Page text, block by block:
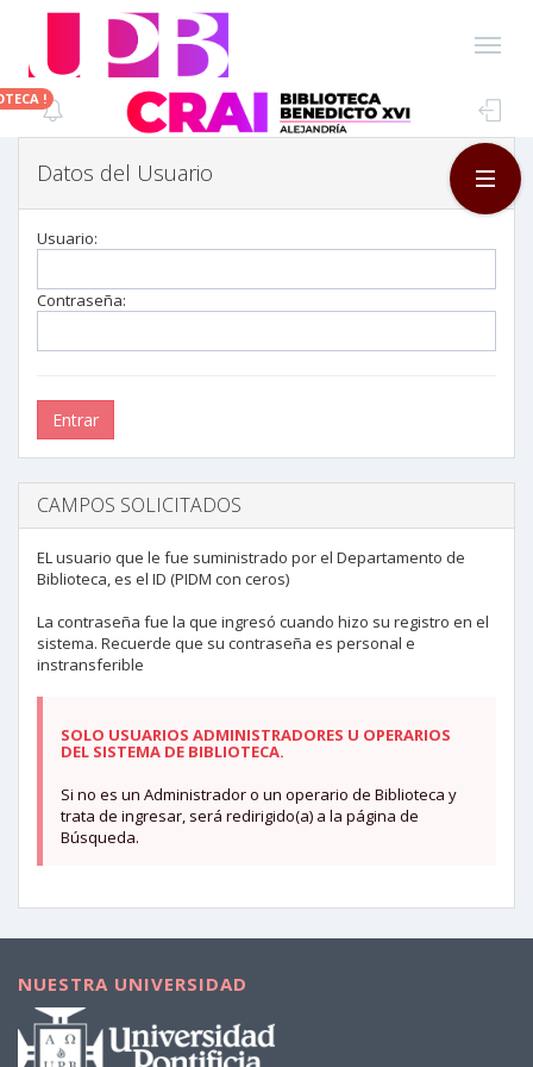
!
Toggle
Sidebar
Datos del Usuario
Usuario:
Contraseña:
CAMPOS SOLICITADOS
EL usuario que le fue suministrado por el Departamento de
Biblioteca, es el ID (PIDM con ceros)
La contraseña fue la que ingresó cuando hizo su registro en el
sistema. Recuerde que su contraseña es personal e
instransferible
SOLO USUARIOS ADMINISTRADORES U OPERARIOS
DEL SISTEMA DE BIBLIOTECA.
Si no es un Administrador o un operario de Biblioteca y
trata de ingresar, será redirigido(a) a la página de
Búsqueda.
NUESTRA UNIVERSIDAD